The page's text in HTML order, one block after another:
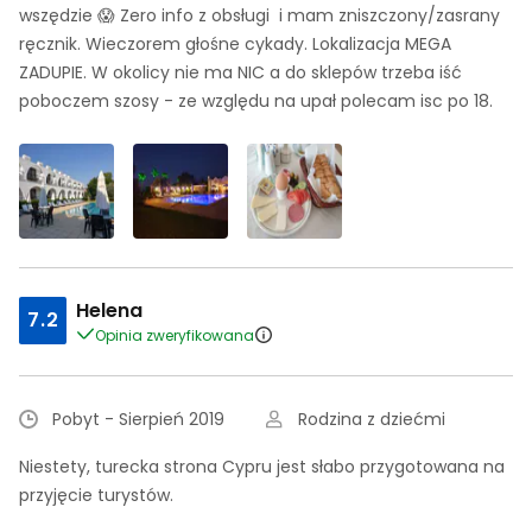
wszędzie 😱 Zero info z obsługi i mam zniszczony/zasrany
ręcznik. Wieczorem głośne cykady. Lokalizacja MEGA
ZADUPIE. W okolicy nie ma NIC a do sklepów trzeba iść
poboczem szosy - ze względu na upał polecam isc po 18.
7.2 Helena
Opinia zweryfikowana
Pobyt - Sierpień 2019
Rodzina z dziećmi
Niestety, turecka strona Cypru jest słabo przygotowana na
przyjęcie turystów.